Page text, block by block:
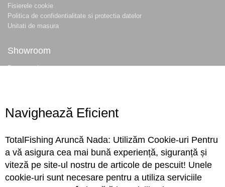
Fisierele cookie
Politica de confidentialitate si protectia datelor
Unitati de masura
Showroom
Despre noi
Conecteaza-te
Sa ne cunoastem mai bine. Vino alaturi de noi pe reteaua ta preferata. Te
asteptam cu stiri, surprize, concursuri, premii ...
Navighează Eficient
TotalFishing Aruncă Nada: Utilizăm Cookie-uri Pentru
a vă asigura cea mai bună experiență, siguranță și
viteză pe site-ul nostru de articole de pescuit! Unele
cookie-uri sunt necesare pentru a utiliza serviciile